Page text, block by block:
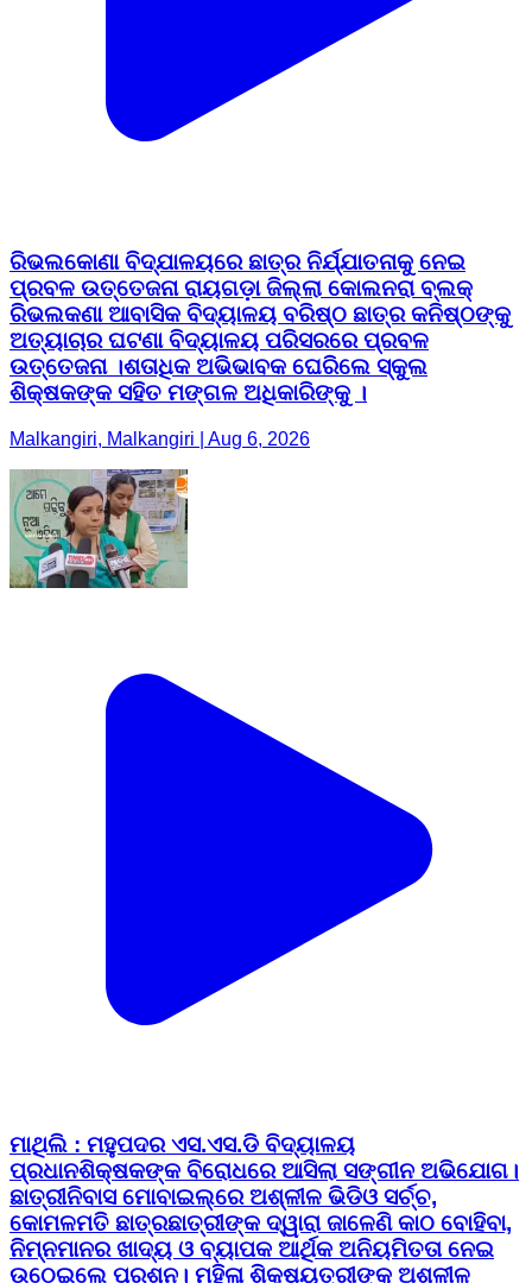
ରିଭଲକୋଣା ବିଦ୍ଯାଳୟରେ ଛାତ୍ର ନିର୍ଯ୍ଯାତନାକୁ ନେଇ
ଶିକ୍ଷକଙ୍କ ସହିତ ମଙ୍ଗଳ ଅଧିକାରିଙ୍କୁ ।
Malkangiri, Malkangiri | Aug 6, 2026
ମାଥିଲି : ମହୁପଦର ଏସ.ଏସ.ଡି ବିଦ୍ୟାଳୟ
ପ୍ରଧାନଶିକ୍ଷକଙ୍କ ବିରୋଧରେ ଆସିଲା ସଙ୍ଗୀନ ଅଭିଯୋଗ।
ଉଠେଇଲେ ପ୍ରଶ୍ନ। ମହିଳା ଶିକ୍ଷୟତ୍ରୀଙ୍କୁ ଅଶ୍ଳୀଳ
ଇଙ୍ଗିତ ଓ ଦୁର୍ବ୍ୟବହାର କରାଯାଉଥିବା ନେଇ ପ୍ରମାଣ ସହ
ଜିଲ୍ଲାପାଳଙ୍କ ନିକଟରେ ଅଭିଯୋଗ କଲେ ସମସ୍ତ ସହକର୍ମୀ। ​
#Malkangiri #MalkangiriNews #SSDHostel
#OdishaNews #EducationAlert
#DailyMalkangiri